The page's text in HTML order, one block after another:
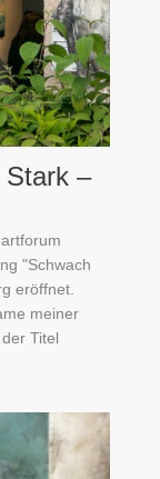
Stark –
"Schwach
eröffnet.
meiner
Titel